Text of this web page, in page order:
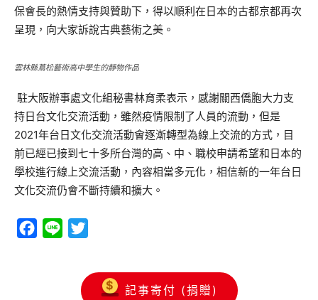
保會長的熱情支持與贊助下，得以順利在日本的古都京都再次
呈現，向大家訴說古典藝術之美。
雲林縣蔦松藝術高中學生的靜物作品
駐大阪辦事處文化組秘書林育柔表示，感謝關西僑胞大力支
持日台文化交流活動，雖然疫情限制了人員的流動，但是
2021年台日文化交流活動會逐漸轉型為線上交流的方式，目
前已經已接到七十多所台灣的高、中、職校申請希望和日本的
學校進行線上交流活動，內容相當多元化，相信新的一年台日
文化交流仍會不斷持續和擴大。
Facebook
Line
記事寄付 (捐贈)